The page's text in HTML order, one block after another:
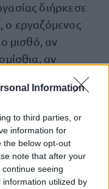
Information
to third parties, or
information for
the below opt-out
note that after your
seeing
utilized by
διήρκεσε
ο εργαζόμενος
μισθό, αν
αν
εργασίας
του δεν είχε
χρονικό
δώρου, η
για